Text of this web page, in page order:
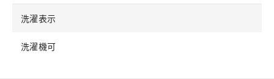
洗濯表示
洗濯機可